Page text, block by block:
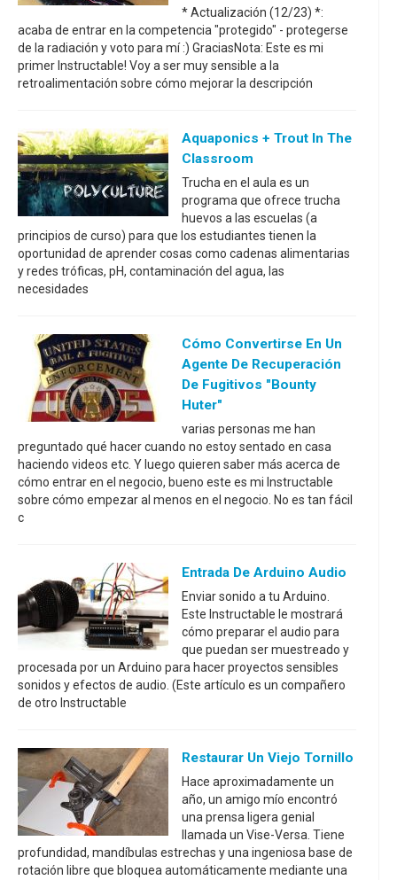
* Actualización (12/23) *:
acaba de entrar en la competencia "protegido" - protegerse
de la radiación y voto para mí :) GraciasNota: Este es mi
primer Instructable! Voy a ser muy sensible a la
retroalimentación sobre cómo mejorar la descripción
Aquaponics + Trout In The
Classroom
Trucha en el aula es un
programa que ofrece trucha
huevos a las escuelas (a
principios de curso) para que los estudiantes tienen la
oportunidad de aprender cosas como cadenas alimentarias
y redes tróficas, pH, contaminación del agua, las
necesidades
Cómo Convertirse En Un
Agente De Recuperación
De Fugitivos "Bounty
Huter"
varias personas me han
preguntado qué hacer cuando no estoy sentado en casa
haciendo videos etc. Y luego quieren saber más acerca de
cómo entrar en el negocio, bueno este es mi Instructable
sobre cómo empezar al menos en el negocio. No es tan fácil
c
Entrada De Arduino Audio
Enviar sonido a tu Arduino.
Este Instructable le mostrará
cómo preparar el audio para
que puedan ser muestreado y
procesada por un Arduino para hacer proyectos sensibles
sonidos y efectos de audio. (Este artículo es un compañero
de otro Instructable
Restaurar Un Viejo Tornillo
Hace aproximadamente un
año, un amigo mío encontró
una prensa ligera genial
llamada un Vise-Versa. Tiene
profundidad, mandíbulas estrechas y una ingeniosa base de
rotación libre que bloquea automáticamente mediante una